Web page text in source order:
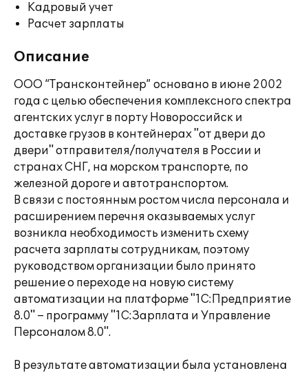
Кадровый учет
Расчет зарплаты
Описание
ООО “Трансконтейнер” основано в июне 2002
года с целью обеспечения комплексного спектра
агентских услуг в порту Новороссийск и
доставке грузов в контейнерах "от двери до
двери" отправителя/получателя в России и
странах СНГ, на морском транспорте, по
железной дороге и автотранспортом.
В связи с постоянным ростом числа персонала и
расширением перечня оказываемых услуг
возникла необходимость изменить схему
расчета зарплаты сотрудникам, поэтому
руководством организации было принято
решение о переходе на новую систему
автоматизации на платформе "1С:Предприятие
8.0" – программу "1С:Зарплата и Управление
Персоналом 8.0".
В результате автоматизации была установлена